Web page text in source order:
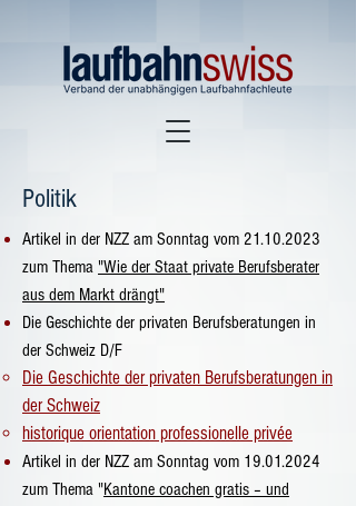
Politik
Artikel in der NZZ am Sonntag vom 21.10.2023
zum Thema "Wie der Staat private Berufsberater
aus dem Markt drängt"
Die Geschichte der privaten Berufsberatungen in
der Schweiz D/F
Die Geschichte der privaten Berufsberatungen in
der Schweiz
historique orientation professionelle privée
​Artikel in der NZZ am Sonntag vom 19.01.2024
zum Thema "Kantone coachen gratis – und